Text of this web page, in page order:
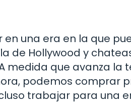
en una era en la que
de Hollywood y
medida que avanza la
podemos comprar
trabajar para una